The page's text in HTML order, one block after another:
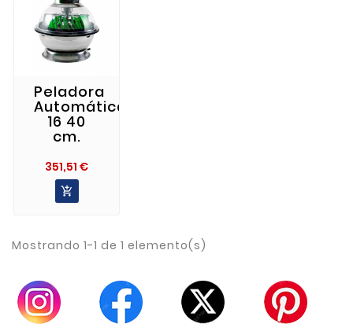
Peladora
Automática
16 40
cm.
351,51 €Precio

Mostrando 1-1 de 1 elemento(s)